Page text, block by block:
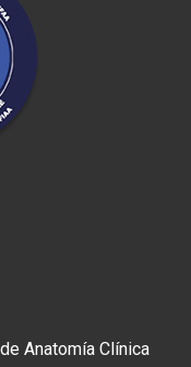
Anatomía Clínica